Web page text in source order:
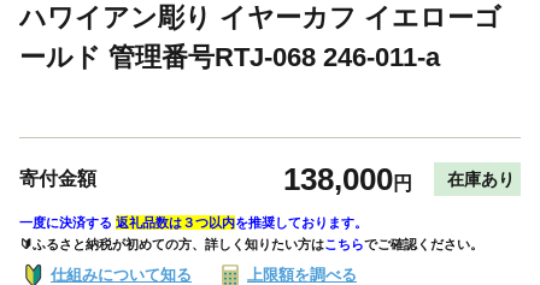
ハワイアン彫り イヤーカフ イエローゴ
ールド 管理番号RTJ-068 246-011-a
寄付金額 138,000円 在庫あり
一度に決済する 返礼品数は３つ以内を推奨しております。
🔰ふるさと納税が初めての方、詳しく知りたい方はこちらでご確認ください。
仕組みについて知る 上限額を調べる